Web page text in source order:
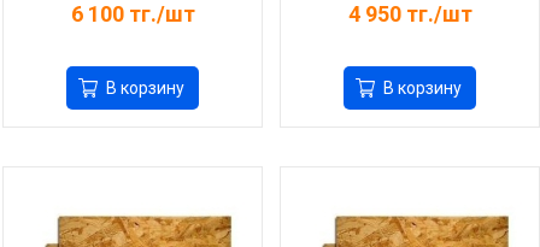
6 100тг./шт
В корзину
4 950тг./шт
В корзину